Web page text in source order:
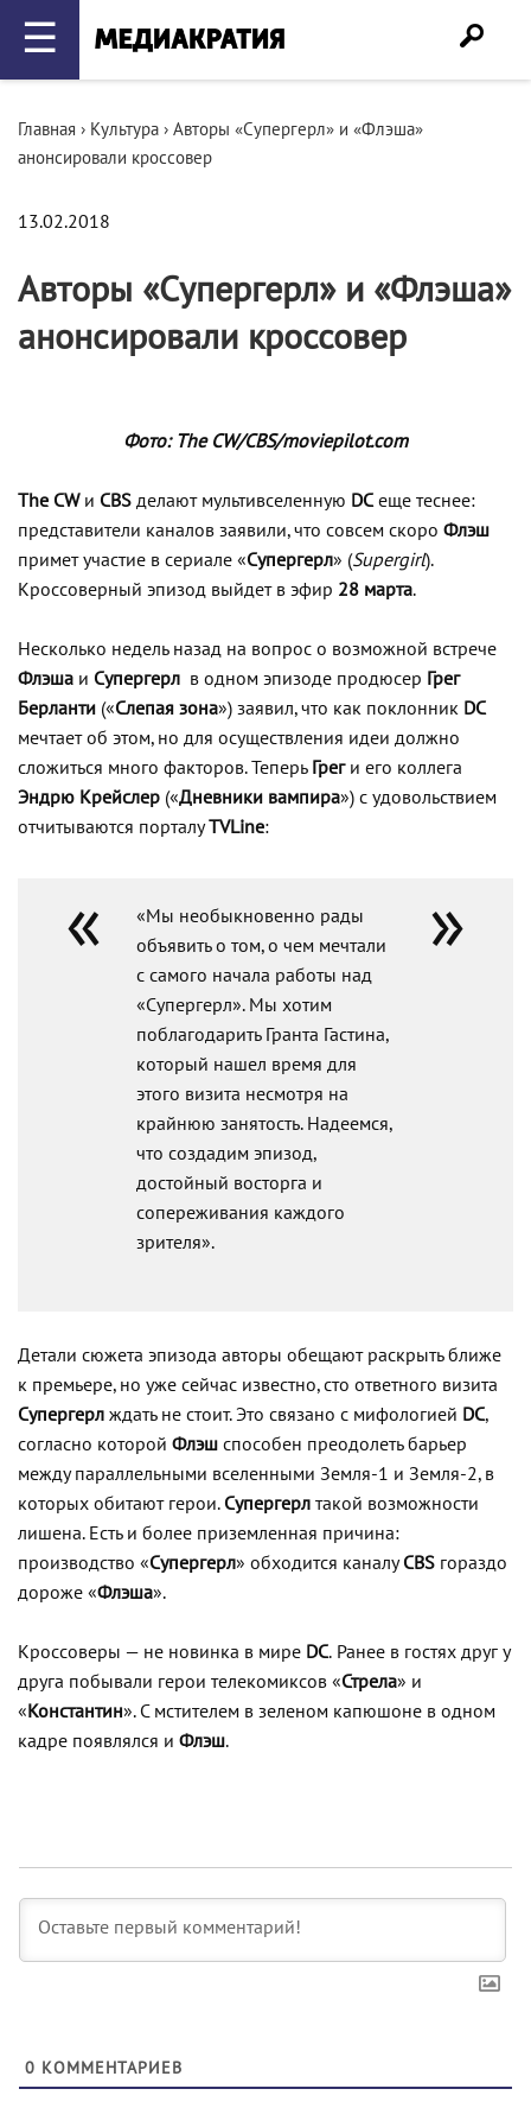
☰
Главная › Культура › Авторы «Супергерл» и «Флэша»
анонсировали кроссовер
13.02.2018
Авторы «Супергерл» и «Флэша»
анонсировали кроссовер
Фото: The CW/CBS/moviepilot.com
The CWи CBS делают мультивселенную DCеще теснее:
представители каналов заявили, что совсем скоро Флэш
примет участие в сериале «Супергерл» (Supergirl).
Кроссоверный эпизод выйдет в эфир 28 марта.
Несколько недель назад на вопрос о возможной встрече
Флэша и Супергерл в одном эпизоде продюсер Грег
Берланти («Слепая зона») заявил, что как поклонник DC
мечтает об этом, но для осуществления идеи должно
сложиться много факторов. Теперь Греги его коллега
Эндрю Крейслер («Дневники вампира») с удовольствием
отчитываются порталуTVLine:
«Мы необыкновенно рады
объявить о том, о чем мечтали
с самого начала работы над
«Супергерл». Мы хотим
поблагодарить Гранта Гастина,
который нашел время для
этого визита несмотря на
крайнюю занятость. Надеемся,
что создадим эпизод,
достойный восторга и
сопереживания каждого
зрителя».
Детали сюжета эпизода авторы обещают раскрыть ближе
к премьере, но уже сейчас известно, сто ответного визита
Супергерл ждать не стоит. Это связано с мифологией DC,
согласно которой Флэш способен преодолеть барьер
между параллельными вселенными Земля-1 и Земля-2, в
которых обитают герои. Супергерл такой возможности
лишена. Есть и более приземленная причина:
производство «Супергерл» обходится каналуCBS гораздо
дороже «Флэша».
Кроссоверы — не новинка в мире DC. Ранее в гостях друг у
друга побывали герои телекомиксов «Стрела» и
«Константин». С мстителем в зеленом капюшоне в одном
кадре появлялся и Флэш.
0 КОММЕНТАРИЕВ